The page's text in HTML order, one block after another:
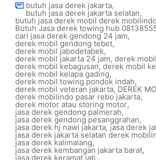
butuh jasa derek jakarta,
butuh jasa derek jakarta selatan,
butuh jasa derek mobil derek mobilindo
Butuh Jasa derek towing hub
cari jasa derek gendong 24 jam,
derek mobil gendong tebet,
derek mobil jabodetabek,
derek mobil jakarta 24 jam, derek
derek mobil kebagusan, derek mobil
derek mobil kelapa gading,
derek mobil towing pondok indah,
derek mobil veteran jakarta, DEREK
derek mobilindo pasar rebo jakarta,
derek motor atau storing motor,
jasa derek gendong palmerah,
jasa derek gendong pesanggrahan,
jasa derek hj nawi jakarta, jasa derek
jasa derek jakarta selatan derek
jasa derek kalimalang,
jasa derek kembangan jakarta barat,
jasa derek keramat jati,